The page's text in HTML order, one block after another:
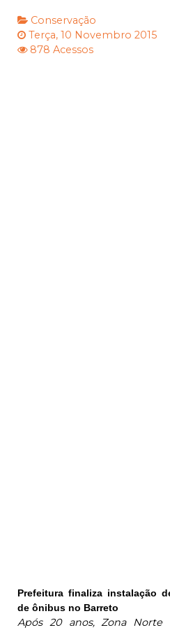
Conservação
Terça, 10 Novembro 2015
878 Acessos
Prefeitura finaliza instalação
de ônibus no Barreto
Após 20 anos, Zona